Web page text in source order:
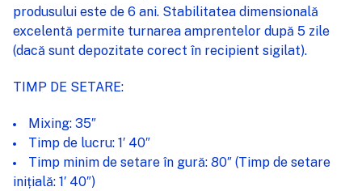
produsului este de 6 ani. Stabilitatea dimensională
excelentă permite turnarea amprentelor după 5 zile
(dacă sunt depozitate corect în recipient sigilat).
TIMP DE SETARE:
Mixing: 35″
Timp de lucru: 1′ 40″
Timp minim de setare în gură: 80″ (Timp de setare
inițială: 1′ 40″)